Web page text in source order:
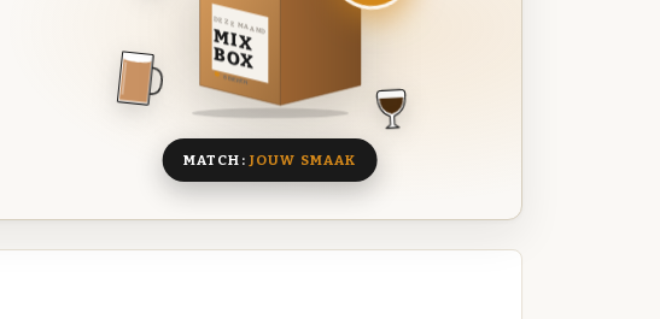
DEZE MAAND
MIX
BOX
8 BIEREN
MATCH: JOUW SMAAK